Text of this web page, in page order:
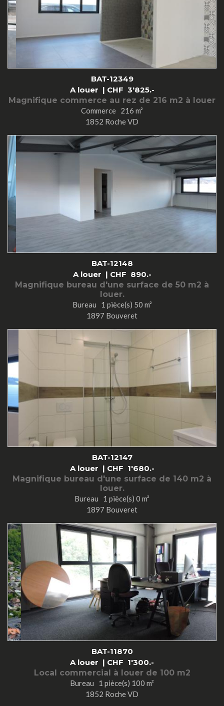
BAT-12349
A louer | CHF 3'825.-
Magnifique commerce au rez de 216 m2 à louer
Commerce 216 m²
1852 Roche VD
BAT-12148
A louer | CHF 890.-
Magnifique bureau d'une surface de 50 m2 à
louer.
Bureau 1 pièce(s) 50 m²
1897 Bouveret
BAT-12147
A louer | CHF 1'680.-
Magnifique bureau d'une surface de 140 m2 à
louer.
Bureau 1 pièce(s) 0 m²
1897 Bouveret
BAT-11870
A louer | CHF 1'300.-
Local commercial à louer de 100 m2
Bureau 1 pièce(s) 100 m²
1852 Roche VD